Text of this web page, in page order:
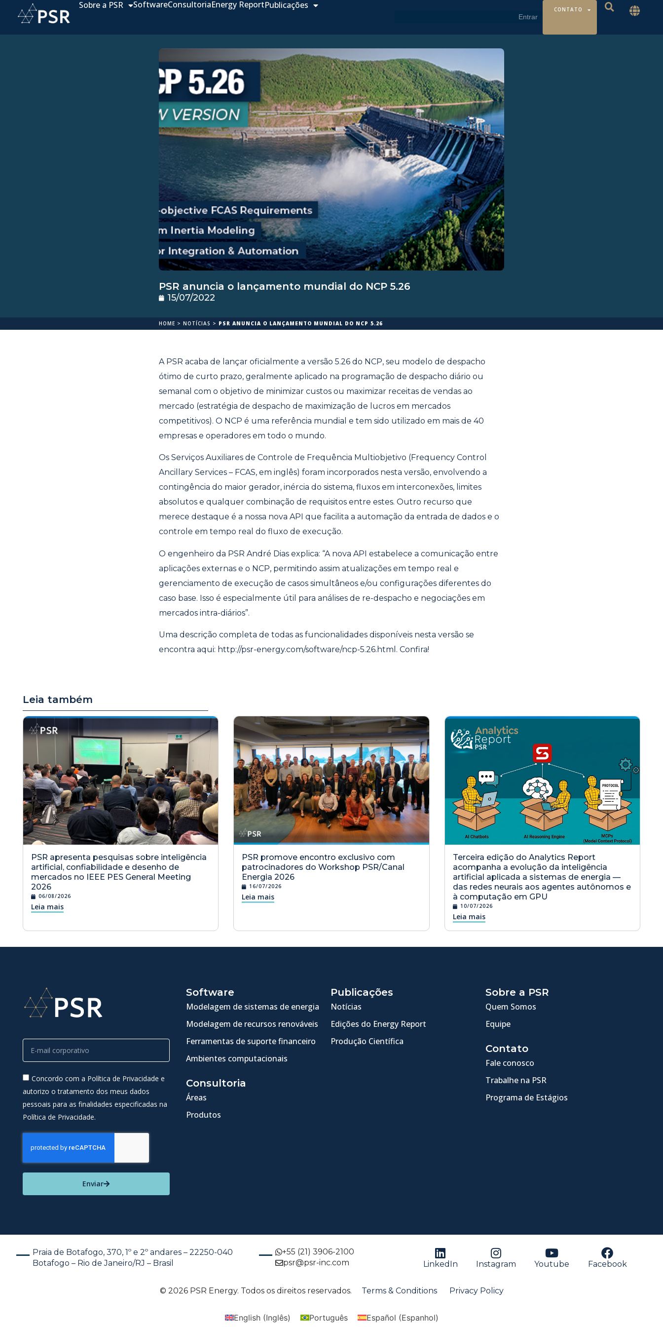
Sobre a PSR SoftwareConsultoriaEnergy ReportPublicações CONTATO
PSR anuncia o lançamento mundial do NCP 5.26
15/07/2022
HOME > NOTÍCIAS > PSR ANUNCIA O LANÇAMENTO MUNDIAL DO NCP 5.26
A PSR acaba de lançar oficialmente a versão 5.26 do NCP, seu modelo de despacho
ótimo de curto prazo, geralmente aplicado na programação de despacho diário ou
semanal com o objetivo de minimizar custos ou maximizar receitas de vendas ao
mercado (estratégia de despacho de maximização de lucros em mercados
competitivos). O NCP é uma referência mundial e tem sido utilizado em mais de 40
empresas e operadores em todo o mundo.
Os Serviços Auxiliares de Controle de Frequência Multiobjetivo (Frequency Control
Ancillary Services – FCAS, em inglês) foram incorporados nesta versão, envolvendo a
contingência do maior gerador, inércia do sistema, fluxos em interconexões, limites
absolutos e qualquer combinação de requisitos entre estes. Outro recurso que
merece destaque é a nossa nova API que facilita a automação da entrada de dados e o
controle em tempo real do fluxo de execução.
O engenheiro da PSR André Dias explica: “A nova API estabelece a comunicação entre
aplicações externas e o NCP, permitindo assim atualizações em tempo real e
gerenciamento de execução de casos simultâneos e/ou configurações diferentes do
caso base. Isso é especialmente útil para análises de re-despacho e negociações em
mercados intra-diários”.
Uma descrição completa de todas as funcionalidades disponíveis nesta versão se
encontra aqui: http://psr-energy.com/software/ncp-5.26.html . Confira!
Leia também
PSR apresenta pesquisas sobre inteligência
artificial, confiabilidade e desenho de
mercados no IEEE PES General Meeting
2026
06/08/2026
Leia mais
PSR promove encontro exclusivo com
patrocinadores do Workshop PSR/Canal
Energia 2026
16/07/2026
Leia mais
Terceira edição do Analytics Report
acompanha a evolução da inteligência
artificial aplicada a sistemas de energia —
das redes neurais aos agentes autônomos e
à computação em GPU
10/07/2026
Leia mais
Concordo com a Política de Privacidade e
autorizo o tratamento dos meus dados
pessoais para as finalidades especificadas na
Política de Privacidade.
Enviar
Software
Modelagem de sistemas de energia
Modelagem de recursos renováveis
Ferramentas de suporte financeiro
Ambientes computacionais
Consultoria
Áreas
Produtos
Publicações
Notícias
Edições do Energy Report
Produção Científica
Sobre a PSR
Quem Somos
Equipe
Contato
Fale conosco
Trabalhe na PSR
Programa de Estágios
Praia de Botafogo, 370, 1º e 2º andares – 22250-040
Botafogo – Rio de Janeiro/RJ – Brasil
+55 (21) 3906-2100
psr@psr-inc.com
LinkedIn Instagram Youtube Facebook
© 2026 PSR Energy. Todos os direitos reservados. Terms & Conditions Privacy Policy
English(Inglês) Português Español (Espanhol)